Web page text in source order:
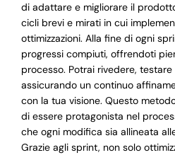
di adattare e migliorare il
cicli brevi e mirati in cui
ottimizzazioni. Alla fine di ogni
progressi compiuti, offrendoti
processo. Potrai rivedere,
assicurando un continuo
con la tua visione. Questo
di essere protagonista nel
che ogni modifica sia allineata
Grazie agli sprint, non solo